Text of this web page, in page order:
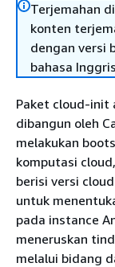
Terjemahan
konten
dengan versi
bahasa
Paket cloud-init
dibangun oleh
melakukan
komputasi
berisi versi
untuk
pada instance
meneruskan
melalui bidang